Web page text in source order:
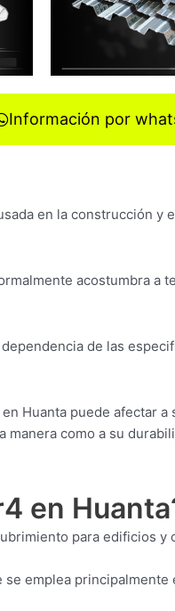
Información por
en la construcción y
acostumbra a
de las
Huanta puede afectar a
manera como a su
en
para edificios y
emplea principalmente